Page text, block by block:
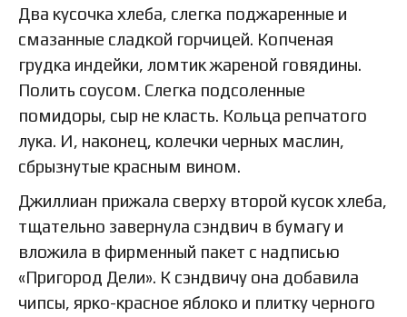
Два кусочка хлеба, слегка поджаренные и
смазанные сладкой горчицей. Копченая
грудка индейки, ломтик жареной говядины.
Полить соусом. Слегка подсоленные
помидоры, сыр не класть. Кольца репчатого
лука. И, наконец, колечки черных маслин,
сбрызнутые красным вином.
Джиллиан прижала сверху второй кусок хлеба,
тщательно завернула сэндвич в бумагу и
вложила в фирменный пакет с надписью
«Пригород Дели». К сэндвичу она добавила
чипсы, ярко-красное яблоко и плитку черного